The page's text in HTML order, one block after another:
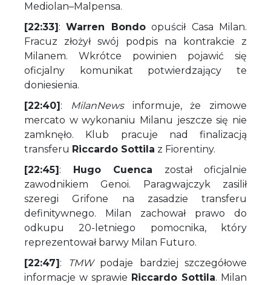
Mediolan–Malpensa.
[22:33]:Warren Bondoopuścił Casa Milan.
Fracuz złożył swój podpis na kontrakcie z
Milanem. Wkrótce powinien pojawić się
oficjalny komunikat potwierdzający te
doniesienia.
[22:40]: MilanNewsinformuje, że zimowe
mercato w wykonaniu Milanu jeszcze się nie
zamknęło. Klub pracuje nad finalizacją
transferu Riccardo Sottila z Fiorentiny.
[22:45]: Hugo Cuenca został oficjalnie
zawodnikiem Genoi. Paragwajczyk zasilił
szeregi Grifone na zasadzie transferu
definitywnego. Milan zachował prawo do
odkupu 20-letniego pomocnika, który
reprezentował barwy Milan Futuro.
[22:47]: TMWpodaje bardziej szczegółowe
informacje w sprawie Riccardo Sottila. Milan